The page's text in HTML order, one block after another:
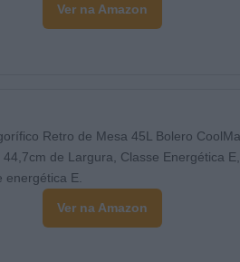
Ver na Amazon
Retro de Mesa 45L Bolero
de Largura, Classe Energética
E.
Ver na Amazon